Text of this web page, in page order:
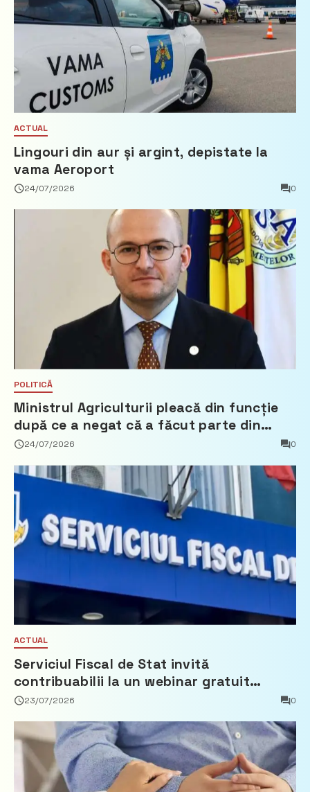
ACTUAL
Lingouri din aur și argint, depistate la
vama Aeroport
24/07/2026 0
POLITICĂ
Ministrul Agriculturii pleacă din funcție
după ce a negat că a făcut parte din
Partidul Democrat
24/07/2026 0
ACTUAL
Serviciul Fiscal de Stat invită
contribuabilii la un webinar gratuit
privind calculul impozitului pe bunurile
23/07/2026 0